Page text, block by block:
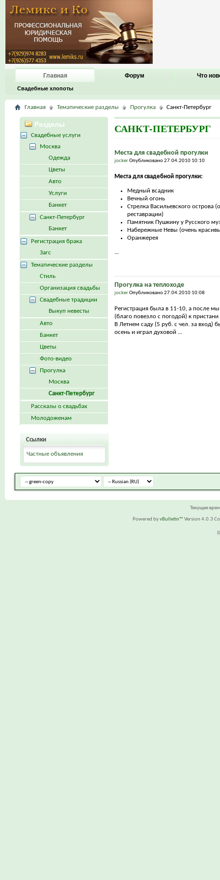
Главная
Свадебные хлопоты
Форум Что
Главная Тематические разделы Прогулка Санкт-Петербург
САНКТ-ПЕТЕРБУРГ
Места для свадебной прогулки
jockerОпубликовано 27.04.2010 10:10
Места для свадебной прогулки:
Медный всадник
Вечный огонь
Стрелка Васильевского острова
реставрации)
Памятник Пушкину у Русского
Набережные Невы (очень
Оранжерея
...
Прогулка на теплоходе
jockerОпубликовано 27.04.2010 10:08
Регистрация была в 11-10, а после
(благо повезло с погодой) к пристани
В Летнем саду (5 руб. с чел. за вход)
осень и играл духовой ...
Разделы
Свадебные услуги
Москва
Одежда
Цветы
Авто
Услуги
Банкет
Санкт-Петербург
Банкет
Регистрация брака
Загс
Тематические разделы
Стиль
Организация свадьбы
Свадебные традиции
Выкуп невесты
Авто
Банкет
Цветы
Фото-видео
Прогулка
Москва
Санкт-Петербург
Рассказы о свадьбах
Молодоженам
Ссылки
Частные объявления
Текущее
Powered byvBulletin™ Version 4.0.3